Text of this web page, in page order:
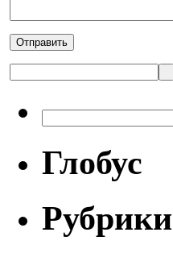
Глобус
Рубрики